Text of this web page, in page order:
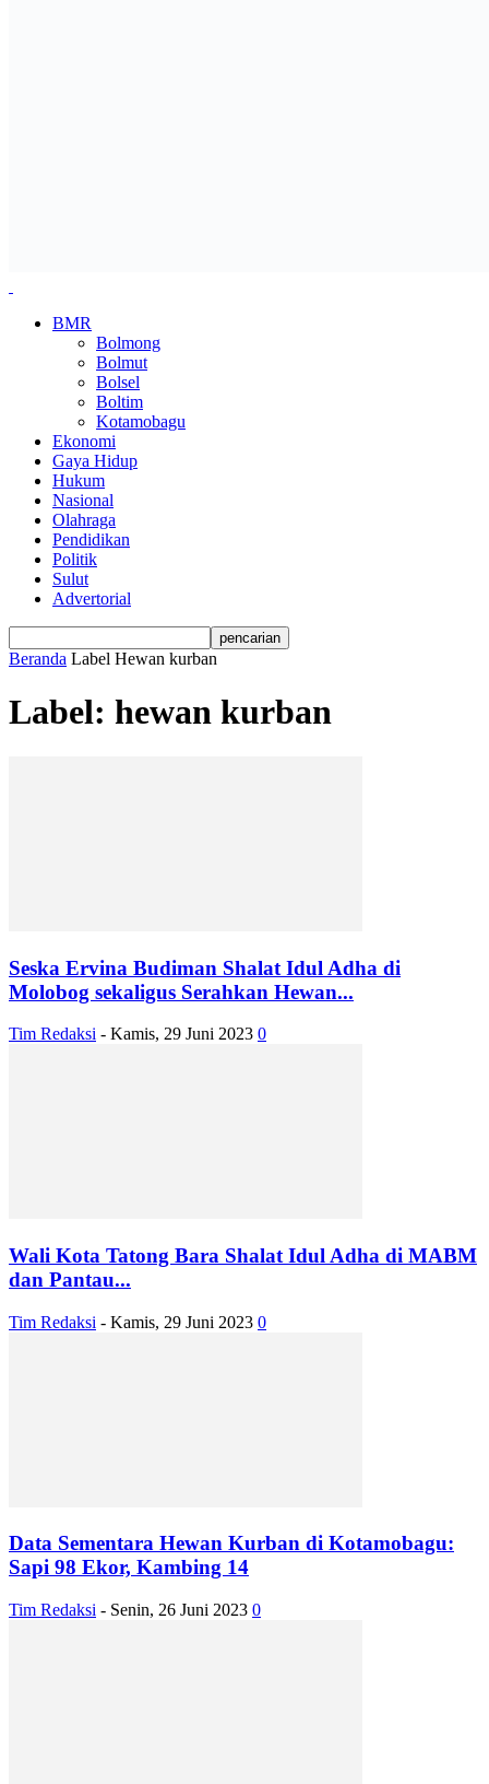
BMR
Bolmong
Bolmut
Bolsel
Boltim
Kotamobagu
Ekonomi
Gaya Hidup
Hukum
Nasional
Olahraga
Pendidikan
Politik
Sulut
Advertorial
Beranda Label Hewan kurban
Label: hewan kurban
Seska Ervina Budiman Shalat Idul Adha di
Molobog sekaligus Serahkan Hewan...
Tim Redaksi - Kamis, 29 Juni 2023 0
Wali Kota Tatong Bara Shalat Idul Adha di MABM
dan Pantau...
Tim Redaksi - Kamis, 29 Juni 2023 0
Data Sementara Hewan Kurban di Kotamobagu:
Sapi 98 Ekor, Kambing 14
Tim Redaksi - Senin, 26 Juni 2023 0